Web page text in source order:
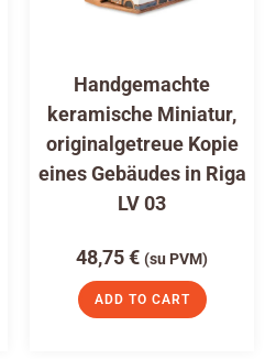
Handgemachte
keramische Miniatur,
originalgetreue Kopie
eines Gebäudes in Riga
LV 03
48,75€ (su PVM)
ADD TO CART